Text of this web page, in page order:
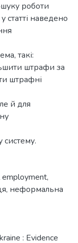
роботи
статті наведено
такі:
штрафи за
штрафні
й для
систему.
employment,
, неформальна
: Evidence